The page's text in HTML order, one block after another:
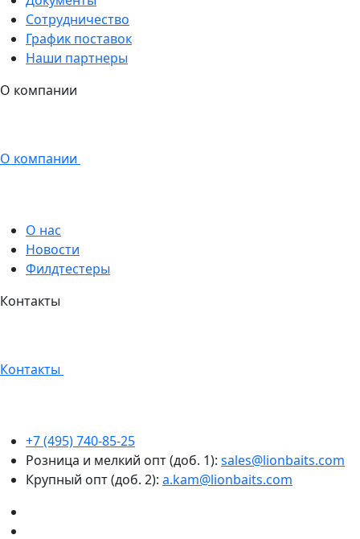
Сотрудничество
График поставок
Наши партнеры
О компании
О компании
О нас
Новости
Филдтестеры
Контакты
Контакты
+7 (495) 740-85-25
Розница и мелкий опт (доб. 1): sales@lionbaits.com
Крупный опт (доб. 2): a.kam@lionbaits.com